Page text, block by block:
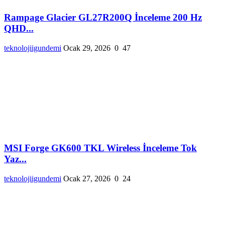
Rampage Glacier GL27R200Q İnceleme 200 Hz
QHD...
teknolojiigundemi Ocak 29, 2026 0 47
MSI Forge GK600 TKL Wireless İnceleme Tok
Yaz...
teknolojiigundemi Ocak 27, 2026 0 24